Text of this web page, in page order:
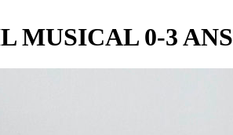
MUSICAL 0-3 ANS